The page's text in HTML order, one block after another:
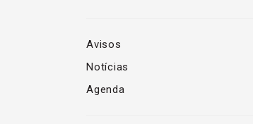
Avisos
Notícias
Agenda